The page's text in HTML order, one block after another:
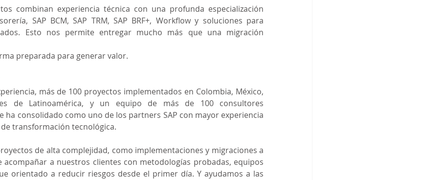
combinan experiencia técnica con una profunda especialización
SAP BCM, SAP TRM, SAP BRF+, Workflow y soluciones para
Esto nos permite entregar mucho más que una migración
preparada para generar valor.
más de 100 proyectos implementados en Colombia, México,
de Latinoamérica, y un equipo de más de 100 consultores
ha consolidado como uno de los partners SAP con mayor experiencia
transformación tecnológica.
de alta complejidad, como implementaciones y migraciones a
acompañar a nuestros clientes con metodologías probadas, equipos
orientado a reducir riesgos desde el primer día. Y ayudamos a las